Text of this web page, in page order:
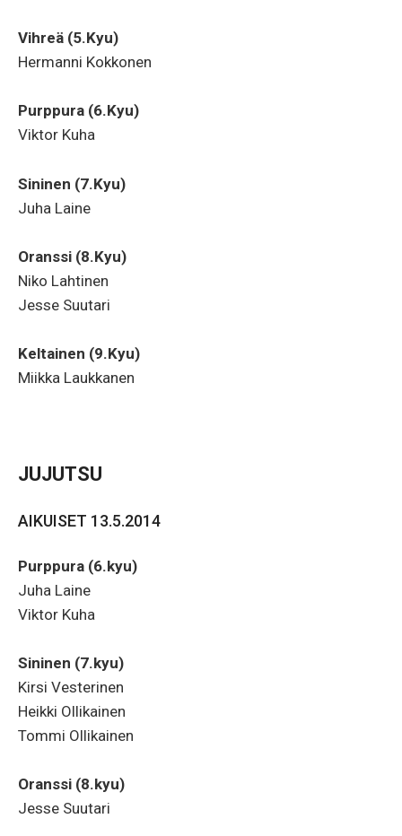
Vihreä (5.Kyu)
Hermanni Kokkonen
Purppura (6.Kyu)
Viktor Kuha
Sininen (7.Kyu)
Juha Laine
Oranssi (8.Kyu)
Niko Lahtinen
Jesse Suutari
Keltainen (9.Kyu)
Miikka Laukkanen
JUJUTSU
AIKUISET 13.5.2014
Purppura (6.kyu)
Juha Laine
Viktor Kuha
Sininen (7.kyu)
Kirsi Vesterinen
Heikki Ollikainen
Tommi Ollikainen
Oranssi (8.kyu)
Jesse Suutari